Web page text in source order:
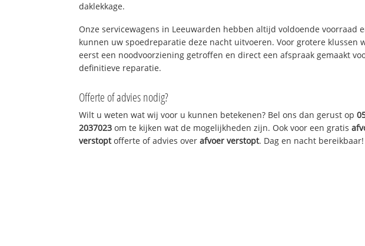
daklekkage.
Onze servicewagens in Leeuwarden hebben altijd voldoende voorraad
kunnen uw spoedreparatie deze nacht uitvoeren. Voor grotere klussen
eerst een noodvoorziening getroffen en direct een afspraak gemaakt
definitieve reparatie.
Offerte of advies nodig?
Wilt u weten wat wij voor u kunnen betekenen? Bel ons dan gerust op
2037023 om te kijken wat de mogelijkheden zijn. Ook voor een gratis
verstoptofferte of advies overafvoer verstopt. Dag en nacht bereikbaar!